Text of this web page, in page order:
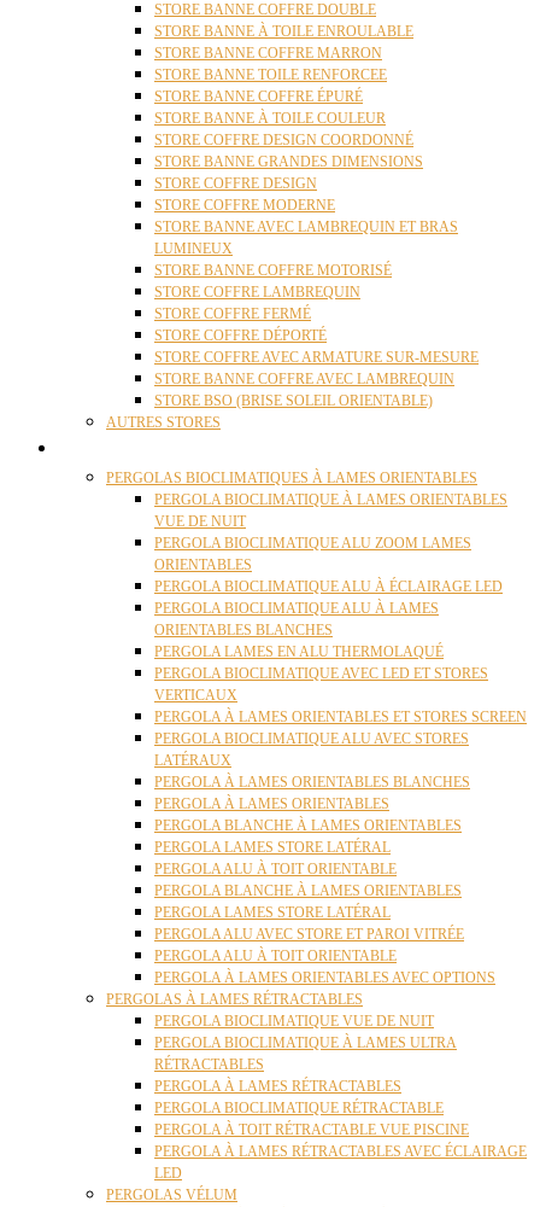
STORE BANNE COFFRE DOUBLE
STORE BANNE À TOILE ENROULABLE
STORE BANNE COFFRE MARRON
STORE BANNE TOILE RENFORCEE
STORE BANNE COFFRE ÉPURÉ
STORE BANNE À TOILE COULEUR
STORE COFFRE DESIGN COORDONNÉ
STORE BANNE GRANDES DIMENSIONS
STORE COFFRE DESIGN
STORE COFFRE MODERNE
STORE BANNE AVEC LAMBREQUIN ET BRAS
LUMINEUX
STORE BANNE COFFRE MOTORISÉ
STORE COFFRE LAMBREQUIN
STORE COFFRE FERMÉ
STORE COFFRE DÉPORTÉ
STORE COFFRE AVEC ARMATURE SUR-MESURE
STORE BANNE COFFRE AVEC LAMBREQUIN
STORE BSO (BRISE SOLEIL ORIENTABLE)
AUTRES STORES
PERGOLAS BIOCLIMATIQUES À LAMES ORIENTABLES
PERGOLA BIOCLIMATIQUE À LAMES ORIENTABLES
VUE DE NUIT
PERGOLA BIOCLIMATIQUE ALU ZOOM LAMES
ORIENTABLES
PERGOLA BIOCLIMATIQUE ALU À ÉCLAIRAGE LED
PERGOLA BIOCLIMATIQUE ALU À LAMES
ORIENTABLES BLANCHES
PERGOLA LAMES EN ALU THERMOLAQUÉ
PERGOLA BIOCLIMATIQUE AVEC LED ET STORES
VERTICAUX
PERGOLA À LAMES ORIENTABLES ET STORES SCREEN
PERGOLA BIOCLIMATIQUE ALU AVEC STORES
LATÉRAUX
PERGOLA À LAMES ORIENTABLES BLANCHES
PERGOLA À LAMES ORIENTABLES
PERGOLA BLANCHE À LAMES ORIENTABLES
PERGOLA LAMES STORE LATÉRAL
PERGOLA ALU À TOIT ORIENTABLE
PERGOLA BLANCHE À LAMES ORIENTABLES
PERGOLA LAMES STORE LATÉRAL
PERGOLA ALU AVEC STORE ET PAROI VITRÉE
PERGOLA ALU À TOIT ORIENTABLE
PERGOLA À LAMES ORIENTABLES AVEC OPTIONS
PERGOLAS À LAMES RÉTRACTABLES
PERGOLA BIOCLIMATIQUE VUE DE NUIT
PERGOLA BIOCLIMATIQUE À LAMES ULTRA
RÉTRACTABLES
PERGOLA À LAMES RÉTRACTABLES
PERGOLA BIOCLIMATIQUE RÉTRACTABLE
PERGOLA À TOIT RÉTRACTABLE VUE PISCINE
PERGOLA À LAMES RÉTRACTABLES AVEC ÉCLAIRAGE
LED
PERGOLAS VÉLUM